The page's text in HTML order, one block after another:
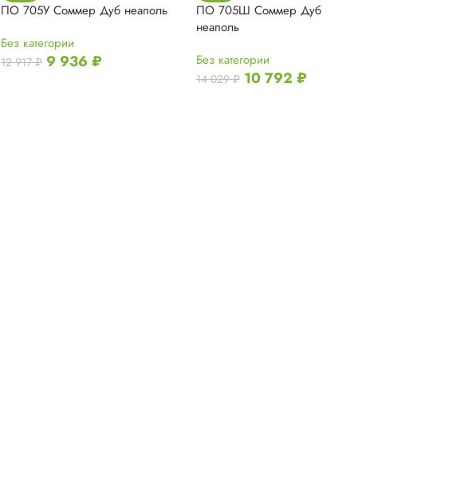
ПО 705У Соммер Дуб неаполь
Без категории
12 917₽ 9 936₽
ПО 705Ш Соммер Дуб
неаполь
Без категории
14 029₽ 10 792 ₽